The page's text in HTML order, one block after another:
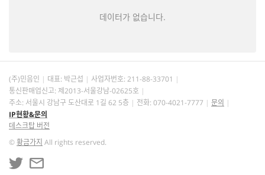
데이터가 없습니다.
(주)민음인 대표: 박근섭 사업자번호: 211-88-33701
통신판매업신고: 제2013-서울강남-02625호
주소: 서울시 강남구 도산대로 1길 62 5층
전화: 070-4021-7777
문의
IP현황&문의
데스크탑 버전
©황금가지 All rights reserved.